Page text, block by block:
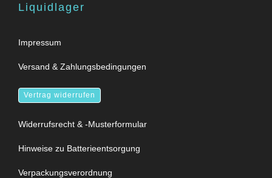
Liquidlager
Impressum
Versand & Zahlungsbedingungen
Vertrag widerrufen
Widerrufsrecht & -Musterformular
Hinweise zu Batterieentsorgung
Verpackungsverordnung